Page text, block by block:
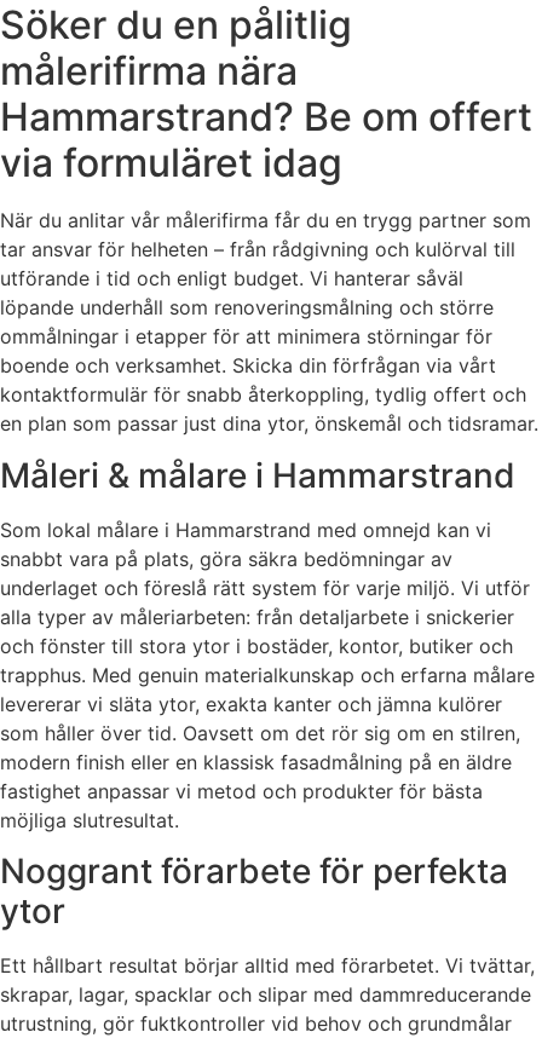
Söker du en pålitlig
målerifirma nära
Hammarstrand? Be om offert
via formuläret idag
När du anlitar vår målerifirma får du en trygg partner som
tar ansvar för helheten – från rådgivning och kulörval till
utförande i tid och enligt budget. Vi hanterar såväl
löpande underhåll som renoveringsmålning och större
ommålningar i etapper för att minimera störningar för
boende och verksamhet. Skicka din förfrågan via vårt
kontaktformulär för snabb återkoppling, tydlig offert och
en plan som passar just dina ytor, önskemål och tidsramar.
Måleri & målare i Hammarstrand
Som lokal målare i Hammarstrand med omnejd kan vi
snabbt vara på plats, göra säkra bedömningar av
underlaget och föreslå rätt system för varje miljö. Vi utför
alla typer av måleriarbeten: från detaljarbete i snickerier
och fönster till stora ytor i bostäder, kontor, butiker och
trapphus. Med genuin materialkunskap och erfarna målare
levererar vi släta ytor, exakta kanter och jämna kulörer
som håller över tid. Oavsett om det rör sig om en stilren,
modern finish eller en klassisk fasadmålning på en äldre
fastighet anpassar vi metod och produkter för bästa
möjliga slutresultat.
Noggrant förarbete för perfekta
ytor
Ett hållbart resultat börjar alltid med förarbetet. Vi tvättar,
skrapar, lagar, spacklar och slipar med dammreducerande
utrustning, gör fuktkontroller vid behov och grundmålar